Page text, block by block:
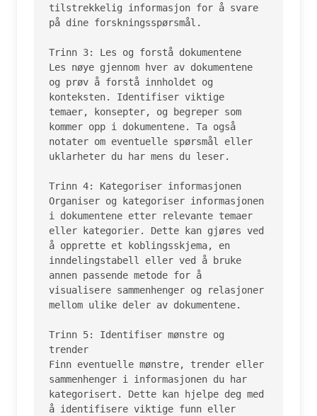
tilstrekkelig informasjon for å svare
på dine forskningsspørsmål.
Trinn 3: Les og forstå dokumentene
Les nøye gjennom hver av dokumentene
og prøv å forstå innholdet og
konteksten. Identifiser viktige
temaer, konsepter, og begreper som
kommer opp i dokumentene. Ta også
notater om eventuelle spørsmål eller
uklarheter du har mens du leser.
Trinn 4: Kategoriser informasjonen
Organiser og kategoriser informasjonen
i dokumentene etter relevante temaer
eller kategorier. Dette kan gjøres ved
å opprette et koblingsskjema, en
inndelingstabell eller ved å bruke
annen passende metode for å
visualisere sammenhenger og relasjoner
mellom ulike deler av dokumentene.
Trinn 5: Identifiser mønstre og
trender
Finn eventuelle mønstre, trender eller
sammenhenger i informasjonen du har
kategorisert. Dette kan hjelpe deg med
å identifisere viktige funn eller